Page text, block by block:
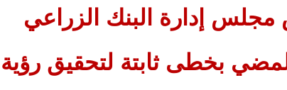
مجلس إدارة البنك الزراعي
بخطى ثابتة لتحقيق رؤية